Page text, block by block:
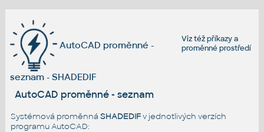
Viz téžpříkazya
proměnné prostředí
AutoCAD proměnné -
seznam - SHADEDIF
AutoCAD proměnné - seznam
Systémová proměnná SHADEDIFv jednotlivých verzích
programu AutoCAD: